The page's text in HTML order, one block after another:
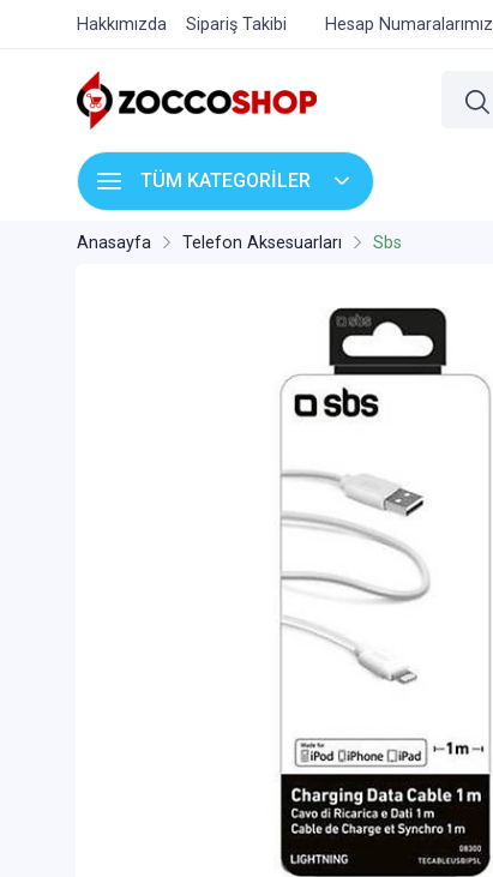
Hakkımızda Sipariş Takibi Hesap Numaralarımız
TÜM KATEGORİLER
Anasayfa Telefon Aksesuarları Sbs